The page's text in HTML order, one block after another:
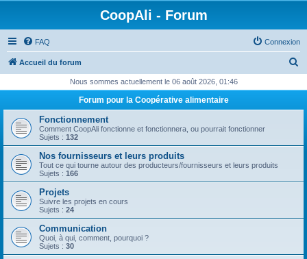
CoopAli - Forum
FAQ Connexion
Accueil du forum
h
r
Nous sommes actuellement le 06 août 2026, 01:46
Forum pour la Coopérative alimentaire
Fonctionnement
Comment CoopAli fonctionne et fonctionnera, ou pourrait fonctionner
Sujets : 132
Nos fournisseurs et leurs produits
Tout ce qui tourne autour des producteurs/fournisseurs et leurs produits
Sujets : 166
Projets
Suivre les projets en cours
Sujets : 24
Communication
Quoi, à qui, comment, pourquoi ?
Sujets : 30